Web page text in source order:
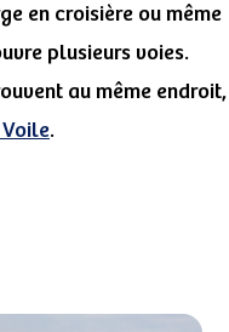
en croisière ou même
plusieurs voies.
au même endroit,
.